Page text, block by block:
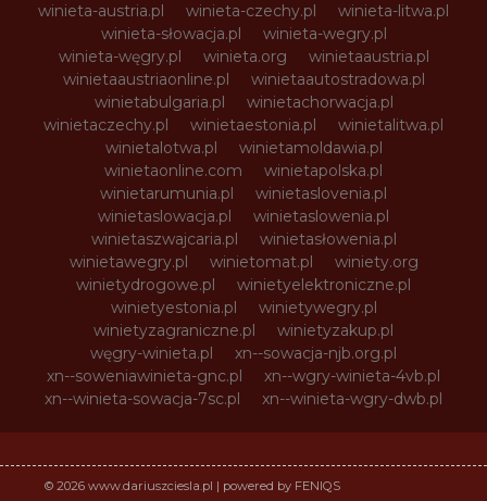
winieta-austria.pl
winieta-czechy.pl
winieta-litwa.pl
winieta-słowacja.pl
winieta-wegry.pl
winieta-węgry.pl
winieta.org
winietaaustria.pl
winietaaustriaonline.pl
winietaautostradowa.pl
winietabulgaria.pl
winietachorwacja.pl
winietaczechy.pl
winietaestonia.pl
winietalitwa.pl
winietalotwa.pl
winietamoldawia.pl
winietaonline.com
winietapolska.pl
winietarumunia.pl
winietaslovenia.pl
winietaslowacja.pl
winietaslowenia.pl
winietaszwajcaria.pl
winietasłowenia.pl
winietawegry.pl
winietomat.pl
winiety.org
winietydrogowe.pl
winietyelektroniczne.pl
winietyestonia.pl
winietywegry.pl
winietyzagraniczne.pl
winietyzakup.pl
węgry-winieta.pl
xn--sowacja-njb.org.pl
xn--soweniawinieta-gnc.pl
xn--wgry-winieta-4vb.pl
xn--winieta-sowacja-7sc.pl
xn--winieta-wgry-dwb.pl
© 2026 www.dariuszciesla.pl | powered by FENIQS